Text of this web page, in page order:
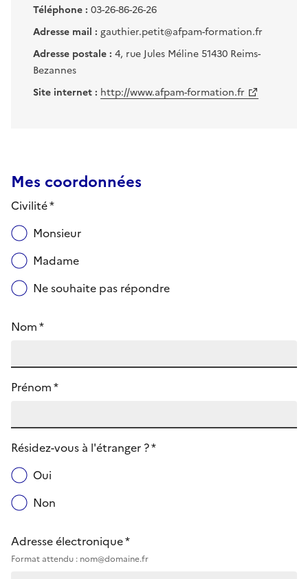
Téléphone : 03-26-86-26-26
Adresse mail : gauthier.petit@afpam-formation.fr
Adresse postale : 4, rue Jules Méline 51430 Reims-
Bezannes
Site internet : http://www.afpam-formation.fr
Mes coordonnées
Civilité *
Monsieur
Madame
Ne souhaite pas répondre
Nom *
Prénom *
Résidez-vous à l'étranger ? *
Oui
Non
Adresse électronique *
Format attendu : nom@domaine.fr